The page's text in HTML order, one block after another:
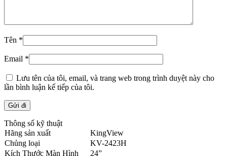
Tên *
Email *
Lưu tên của tôi, email, và trang web trong trình duyệt này cho
lần bình luận kế tiếp của tôi.
Thông số kỹ thuật
Hãng sản xuất
KingView
Chủng loại
KV-2423H
Kích Thước Màn Hình
24”